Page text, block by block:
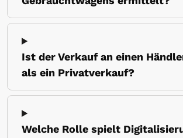
Ist der Verkauf an einen
als ein Privatverkauf?
Welche Rolle spielt